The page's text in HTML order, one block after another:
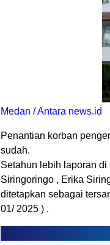
Medan / Antara news.id
Penantian korban
sudah.
Setahun lebih laporan
Siringoringo , Erika
ditetapkan sebagai
01/ 2025 ) .